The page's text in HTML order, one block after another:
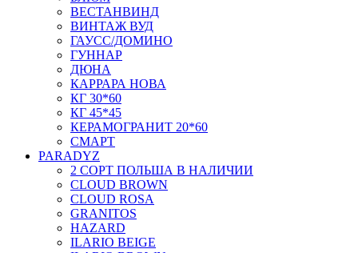
ВЕСТАНВИНД
ВИНТАЖ ВУД
ГАУСС/ДОМИНО
ГУННАР
ДЮНА
КАРРАРА НОВА
КГ 30*60
КГ 45*45
КЕРАМОГРАНИТ 20*60
СМАРТ
PARADYZ
2 СОРТ ПОЛЬША В НАЛИЧИИ
CLOUD BROWN
CLOUD ROSA
GRANITOS
HAZARD
ILARIO BEIGE